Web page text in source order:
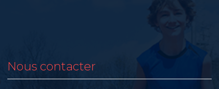
Nous contacter